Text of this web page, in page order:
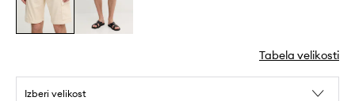
Tabela velikosti
Izberi velikost